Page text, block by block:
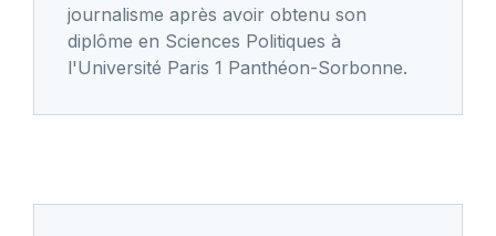
journalisme après avoir obtenu son
diplôme en Sciences Politiques à
l'Université Paris 1 Panthéon-Sorbonne.